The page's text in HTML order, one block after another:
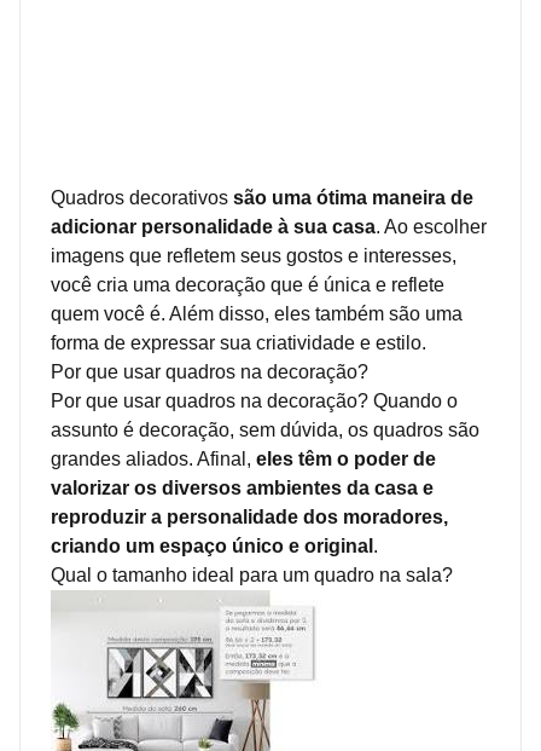
Quadros decorativos são uma ótima maneira de
adicionar personalidade à sua casa. Ao escolher
imagens que refletem seus gostos e interesses,
você cria uma decoração que é única e reflete
quem você é. Além disso, eles também são uma
forma de expressar sua criatividade e estilo.
Por que usar quadros na decoração?
Por que usar quadros na decoração? Quando o
assunto é decoração, sem dúvida, os quadros são
grandes aliados. Afinal, eles têm o poder de
valorizar os diversos ambientes da casa e
reproduzir a personalidade dos moradores,
criando um espaço único e original .
Qual o tamanho ideal para um quadro na sala?